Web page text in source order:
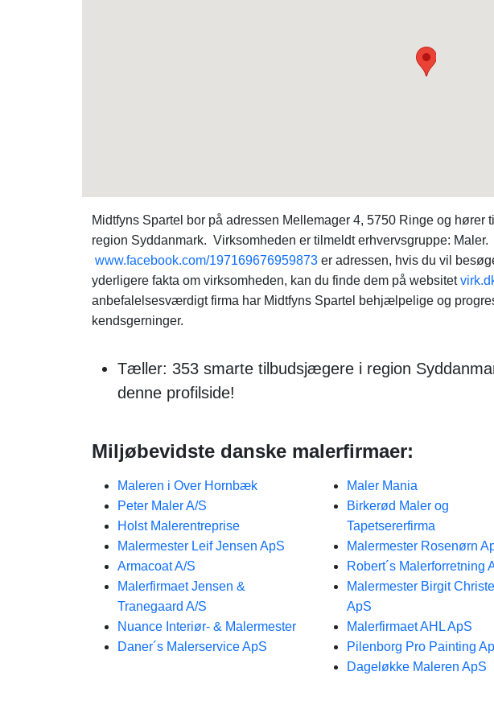
Midtfyns Spartel bor på adressen Mellemager 4, 5750 Ringe og hører
region Syddanmark. Virksomheden er tilmeldt erhvervsgruppe:
www.facebook.com/197169676959873 er adressen, hvis du vil
yderligere fakta om virksomheden, kan du finde dem på websitet
anbefalelsesværdigt firma har Midtfyns Spartel behjælpelige og
kendsgerninger.
Tæller: 353 smarte tilbudsjægere i region
denne profilside!
Miljøbevidste danske malerfirmaer:
Maleren i Over Hornbæk
Peter Maler A/S
Holst Malerentreprise
Malermester Leif Jensen ApS
Armacoat A/S
Malerfirmaet Jensen &
Tranegaard A/S
Nuance Interiør- & Malermester
Daner´s Malerservice ApS
Maler Mania
Birkerød Maler og
Tapetsererfirma
Malermester Rosenørn
Robert´s Malerforretning
Malermester Birgit
ApS
Malerfirmaet AHL ApS
Pilenborg Pro Painting
Dageløkke Maleren ApS